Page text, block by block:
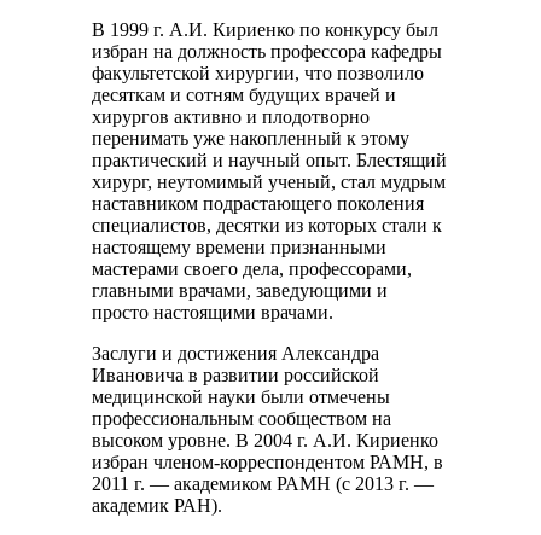
В 1999 г. А.И. Кириенко по конкурсу был
избран на должность профессора кафедры
факультетской хирургии, что позволило
десяткам и сотням будущих врачей и
хирургов активно и плодотворно
перенимать уже накопленный к этому
практический и научный опыт. Блестящий
хирург, неутомимый ученый, стал мудрым
наставником подрастающего поколения
специалистов, десятки из которых стали к
настоящему времени признанными
мастерами своего дела, профессорами,
главными врачами, заведующими и
просто настоящими врачами.
Заслуги и достижения Александра
Ивановича в развитии российской
медицинской науки были отмечены
профессиональным сообществом на
высоком уровне. В 2004 г. А.И. Кириенко
избран членом-корреспондентом РАМН, в
2011 г. — академиком РАМН (с 2013 г. —
академик РАН).